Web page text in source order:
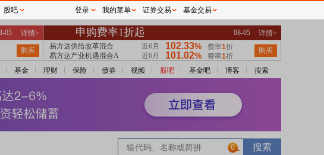
基金 理财 保险 债券 视频 股吧 基金吧 博客 搜索
0
股吧 登录 我的菜单 证券交易 基金交易